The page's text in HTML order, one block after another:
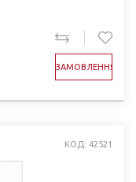
ЗАМОВЛЕННЯ
КОД: 42521